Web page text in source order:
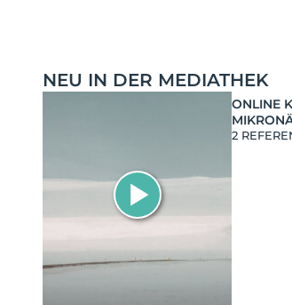
NEU IN DER MEDIATHEK
ONLINE
2